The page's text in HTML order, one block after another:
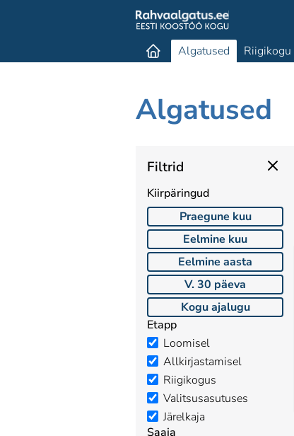
Algatused Riigikogu
Algatused
Filtrid
Kiirpäringud
Praegune kuu
Eelmine kuu
Eelmine aasta
V. 30 päeva
Kogu ajalugu
Etapp
Loomisel
Allkirjastamisel
Riigikogus
Valitsusasutuses
Järelkaja
Saaja